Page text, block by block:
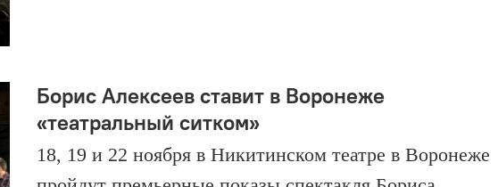
Борис Алексеев ставит в Воронеже
«театральный ситком»
18, 19 и 22 ноября в Никитинском театре в Воронеже